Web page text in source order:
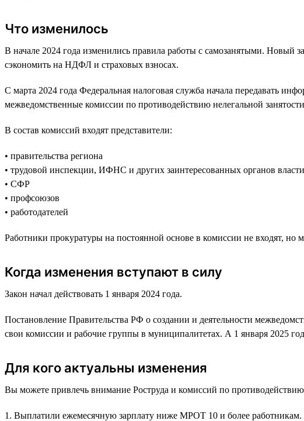
Что изменилось
В начале 2024 года изменились правила работы с самозанятыми. Новый
сэкономить на НДФЛ и страховых взносах.
С марта 2024 года Федеральная налоговая служба начала передавать
межведомственные комиссии по противодействию нелегальной
В состав комиссий входят представители:
• правительства региона
• трудовой инспекции, ИФНС и других заинтересованных органов власти
• СФР
• профсоюзов
• работодателей
Работники прокуратуры на постоянной основе в комиссии не входят, но
Когда изменения вступают в силу
Закон начал действовать 1 января 2024 года.
Постановление Правительства РФ о создании и деятельности
свои комиссии и рабочие группы в муниципалитетах. А 1 января 2025
Для кого актуальны изменения
Вы можете привлечь внимание Роструда и комиссий по противодействию
1. Выплатили ежемесячную зарплату ниже МРОТ 10 и более работникам.